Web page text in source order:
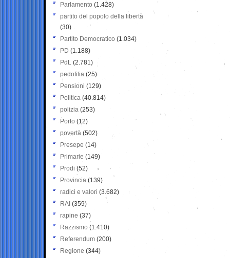
Parlamento (1.428)
partito del popolo della libertà
(30)
Partito Democratico (1.034)
PD (1.188)
PdL (2.781)
pedofilia (25)
Pensioni (129)
Politica (40.814)
polizia (253)
Porto (12)
povertà (502)
Presepe (14)
Primarie (149)
Prodi (52)
Provincia (139)
radici e valori (3.682)
RAI (359)
rapine (37)
Razzismo (1.410)
Referendum (200)
Regione (344)